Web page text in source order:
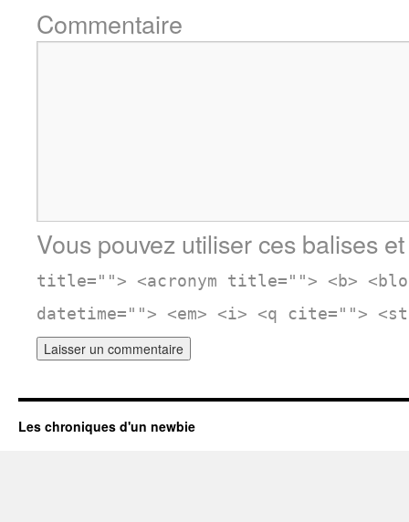
Commentaire
Vous pouvez utiliser ces balises
title=""> <acronym title=""> <b>
datetime=""> <em> <i> <q cite="">
Les chroniques d'un newbie